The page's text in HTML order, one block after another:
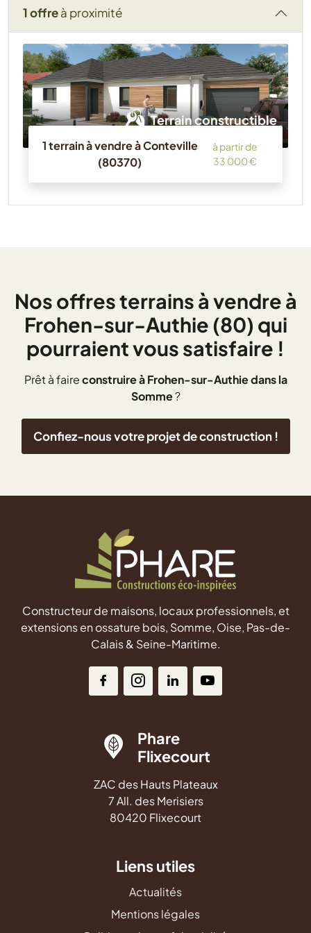
1 offreà proximité
Terrain constructible
1 terrain à vendre à Conteville
(80370)
à partir de
33 000 €
Nos offres terrains à vendre à
Frohen-sur-Authie (80) qui
pourraient vous satisfaire !
Prêt à faireconstruire à Frohen-sur-Authie dans la
Somme?
Confiez-nous votre projet de construction !
Constructeur de maisons, locaux professionnels, et
extensions en ossature bois, Somme, Oise, Pas-de-
Calais & Seine-Maritime.
Phare
Flixecourt
ZAC des Hauts Plateaux
7 All. des Merisiers
80420 Flixecourt
Liens utiles
Actualités
Mentions légales